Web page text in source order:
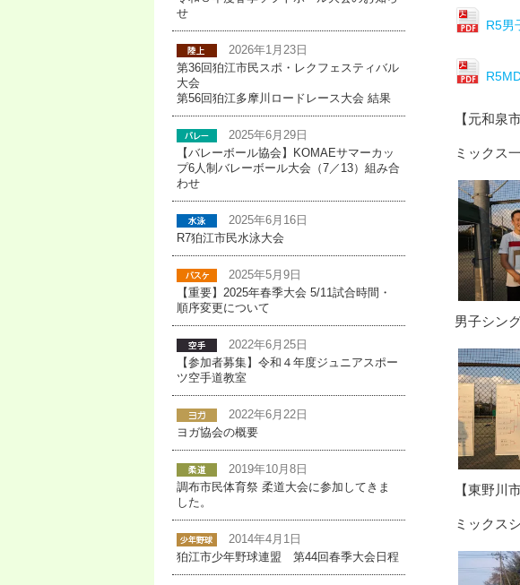
R5男
【元和泉
ミック
男子シ
【東野川
ミック
せ
2026年1月23日
第36回狛江市民スポ・レクフェスティバル
大会
第56回狛江多摩川ロードレース大会 結果
2025年6月29日
【バレーボール協会】KOMAEサマーカッ
プ6人制バレーボール大会（7／13）組み合
わせ
2025年6月16日
R7狛江市民水泳大会
2025年5月9日
【重要】2025年春季大会 5/11試合時間・
順序変更について
2022年6月25日
【参加者募集】令和４年度ジュニアスポー
ツ空手道教室
2022年6月22日
ヨガ協会の概要
2019年10月8日
調布市民体育祭 柔道大会に参加してきま
した。
2014年4月1日
狛江市少年野球連盟 第44回春季大会日程